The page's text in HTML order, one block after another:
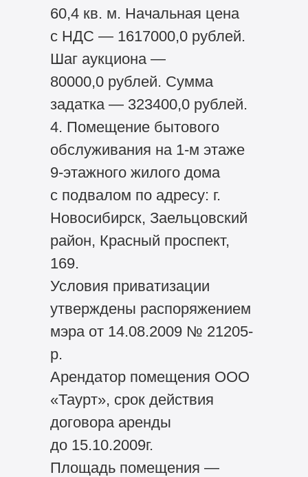
60,4 кв. м. Начальная цена
с НДС — 1617000,0 рублей.
Шаг аукциона —
80000,0 рублей. Сумма
задатка — 323400,0 рублей.
4. Помещение бытового
обслуживания на 1-м этаже
9-этажного жилого дома
с подвалом по адресу: г.
Новосибирск, Заельцовский
район, Красный проспект,
169.
Условия приватизации
утверждены распоряжением
мэра от 14.08.2009 № 21205-
р.
Арендатор помещения ООО
«Таурт», срок действия
договора аренды
до 15.10.2009г.
Площадь помещения —